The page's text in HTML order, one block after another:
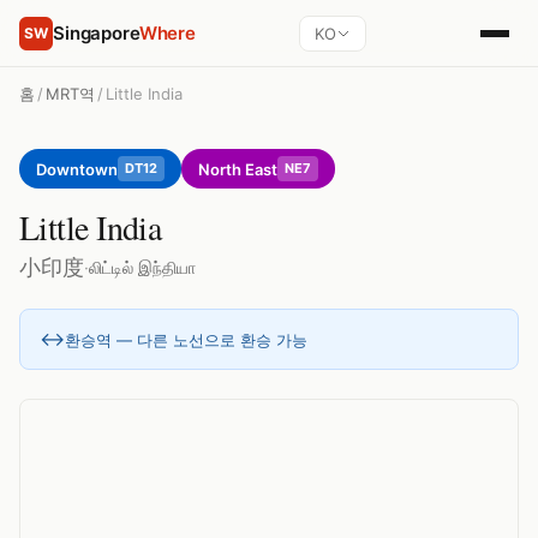
SW SingaporeWhere KO
홈 / MRT역 / Little India
Downtown DT12 North East NE7
Little India
小印度·லிட்டில் இந்தியா
↔환승역 — 다른 노선으로 환승 가능